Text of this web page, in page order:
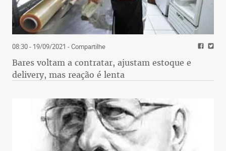
08:30 - 19/09/2021 - Compartilhe
Bares voltam a contratar, ajustam estoque e
delivery, mas reação é lenta